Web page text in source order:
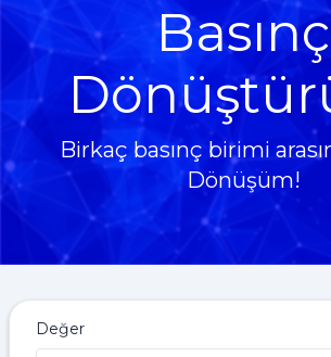
Basınç
Birkaç basınç birimi
Dönüşüm!
Değer